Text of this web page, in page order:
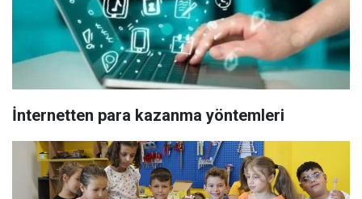
İnternetten para kazanma yöntemleri